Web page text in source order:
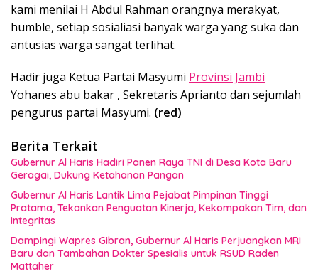
kami menilai H Abdul Rahman orangnya merakyat,
humble, setiap sosialiasi banyak warga yang suka dan
antusias warga sangat terlihat.
Hadir juga Ketua Partai Masyumi Provinsi Jambi
Yohanes abu bakar , Sekretaris Aprianto dan sejumlah
pengurus partai Masyumi. (red)
Berita Terkait
Gubernur Al Haris Hadiri Panen Raya TNI di Desa Kota Baru
Geragai, Dukung Ketahanan Pangan
Gubernur Al Haris Lantik Lima Pejabat Pimpinan Tinggi
Pratama, Tekankan Penguatan Kinerja, Kekompakan Tim, dan
Integritas
Dampingi Wapres Gibran, Gubernur Al Haris Perjuangkan MRI
Baru dan Tambahan Dokter Spesialis untuk RSUD Raden
Mattaher